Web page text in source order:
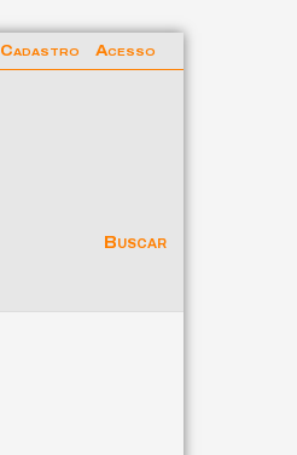
Buscar
Cadastro Acesso